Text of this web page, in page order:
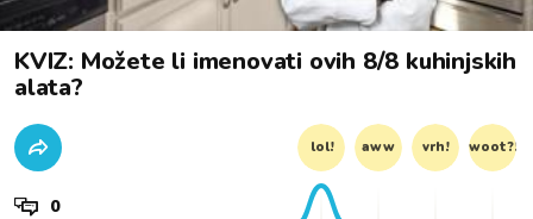
KVIZ: Možete li imenovati ovih 8/8 kuhinjskih
alata?
lol! aww vrh! woot?!
0